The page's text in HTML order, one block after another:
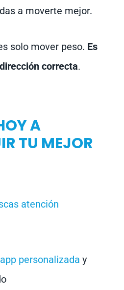
a moverte mejor.
solo mover peso. Es
correcta.
A
TU MEJOR
atención
personalizada y